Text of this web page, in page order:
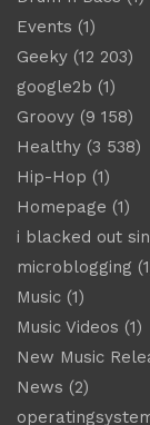
Events (1)
Geeky (12 203)
google2b (1)
Groovy (9 158)
Healthy (3 538)
Hip-Hop (1)
Homepage (1)
i blacked out
microblogging
Music (1)
Music Videos (1)
New Music
News (2)